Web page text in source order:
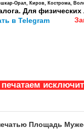
Орал, Киров, Кострома,
Для
Площадь